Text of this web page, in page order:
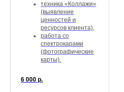
техника «Коллажи»
(выявление
ценностей и
ресурсов клиента),
работа со
спектрокарами
(фотографические
карты).
6 000 р.